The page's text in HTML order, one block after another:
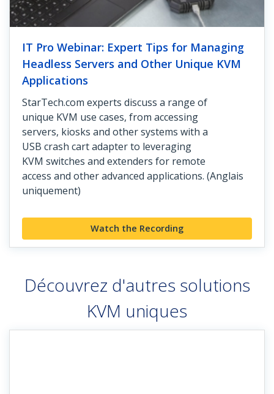
IT Pro Webinar: Expert Tips for Managing
Headless Servers and Other Unique KVM
Applications
StarTech.com experts discuss a range of
unique KVM use cases, from accessing
servers, kiosks and other systems with a
USB crash cart adapter to leveraging
KVM switches and extenders for remote
access and other advanced applications. (Anglais
uniquement)
Watch the Recording
Découvrez d'autres solutions
KVM uniques